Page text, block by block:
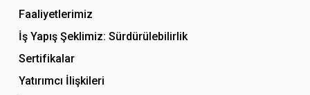
Faaliyetlerimiz
İş Yapış Şeklimiz: Sürdürülebilirlik
Sertifikalar
Yatırımcı İlişkileri